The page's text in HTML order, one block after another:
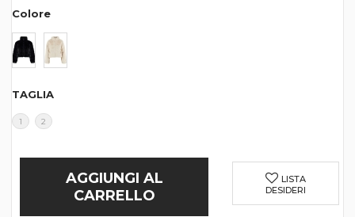
Colore
TAGLIA
1 2
AGGIUNGI AL
CARRELLO
LISTA
DESIDERI